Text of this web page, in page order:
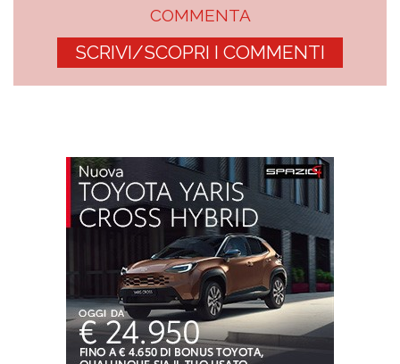
COMMENTA
SCRIVI/SCOPRI I COMMENTI